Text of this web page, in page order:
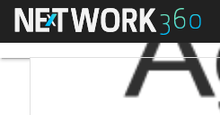
Menu